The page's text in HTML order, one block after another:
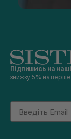
Підпишись на
знижку 5% на
Email